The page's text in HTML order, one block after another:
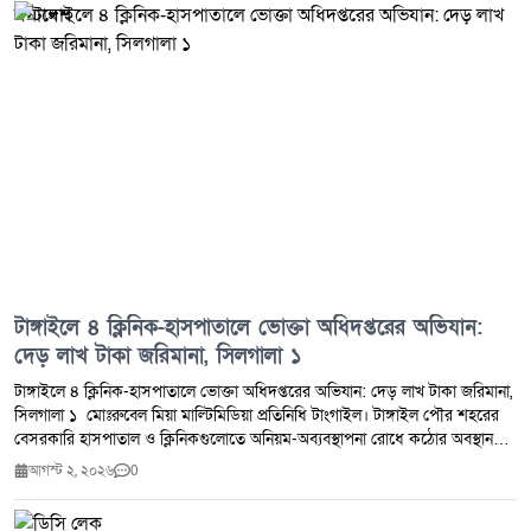
পরিস্থিতি স্বাভাবিক রাখতে এবং কোনো ধরনের অপ্রীতিকর ঘটনা এড়াতে গোপালপুর
থানা পুলিশ সতর্ক অবস্থানে রয়েছে বলে জানানো হয়েছে।
টাঙ্গাইলে ৪ ক্লিনিক-হাসপাতালে ভোক্তা অধিদপ্তরের অভিযান:
দেড় লাখ টাকা জরিমানা, সিলগালা ১
টাঙ্গাইলে ৪ ক্লিনিক-হাসপাতালে ভোক্তা অধিদপ্তরের অভিযান: দেড় লাখ টাকা জরিমানা,
সিলগালা ১ ​ মোঃরুবেল মিয়া মাল্টিমিডিয়া প্রতিনিধি টাংগাইল। টাঙ্গাইল পৌর শহরের
বেসরকারি হাসপাতাল ও ক্লিনিকগুলোতে অনিয়ম-অব্যবস্থাপনা রোধে কঠোর অবস্থান
নিয়েছে জাতীয় ভোক্তা অধিকার সংরক্ষণ অধিদপ্তর। শহরের ভিন্ন ভিন্ন এলাকায় সাঁড়াশি
হাজার টাকা জরিমানা করা হয়েছে। একই সাথে মারাত্মক অনিয়মের দায়ে ‘পাইলট
আগস্ট ২, ২০২৬ 0